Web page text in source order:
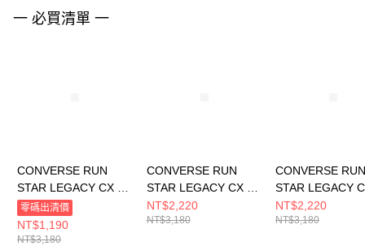
請求用戶進行身份認證。
５．嚴禁一人註冊多個帳號或使用他人資訊註冊。若發現惡意使用之情形，
一 必買清單 一
CONVERSE RUN
STAR LEGACY CX HI
SUMMIT SAGE 男女
厚底 增高 休閒鞋
A03080C
零碼出清價
NT$1,190
NT$3,180
CONVERSE RUN
STAR LEGACY CX HI
BLACK/EGRET/WHIT
E 男女 厚底 增高 休閒
NT$2,220
NT$3,180
CONVERSE RUN
STAR LEGACY
EGRET/BLACK/
E 男女 厚底 增高
NT$2,220
NT$3,180